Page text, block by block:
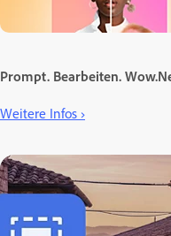
Prompt. Bearbeiten.
Weitere Infos ›